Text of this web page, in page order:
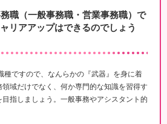
職（一般事務職・営業事務職）で
リアアップはできるのでしょう
種ですので、なんらかの『武器』を身に着
域だけでなく、何か専門的な知識を習得す
指しましょう。一般事務やアシスタント的